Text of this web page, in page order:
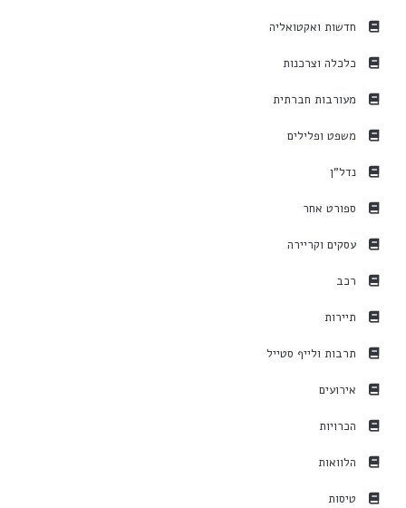
חדשות ואקטואליה
כלכלה וצרכנות
מעורבות חברתית
משפט ופלילים
נדל"ן
ספורט אחר
עסקים וקריירה
רכב
תיירות
תרבות ולייף סטייל
אירועים
הכרויות
הלוואות
טיסות